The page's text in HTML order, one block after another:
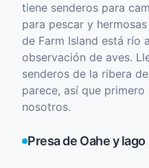
tiene senderos para
para pescar y
de Farm Island está río
observación de aves.
senderos de la ribera
parece, así que
nosotros.
Presa de Oahe y lago